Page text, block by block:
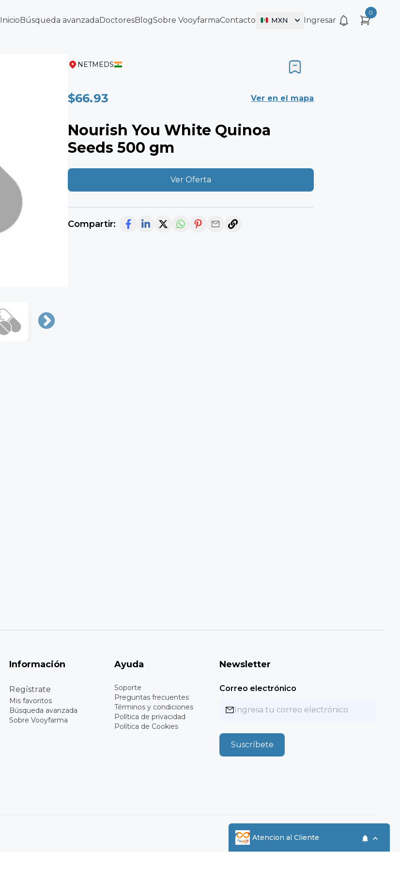
InicioBúsqueda avanzadaDoctoresBlogSobre VooyfarmaContacto MXN Ingresar
0
NETMEDS
$66.93 Ver en el mapa
Nourish You White Quinoa
Seeds 500 gm
Ver Oferta
Compartir:
Información
Regístrate
Mis favoritos
Búsqueda avanzada
Sobre Vooyfarma
Ayuda
Soporte
Preguntas frecuentes
Términos y condiciones
Política de privacidad
Política de Cookies
Newsletter
Correo electrónico
Suscríbete
Atencion al Cliente